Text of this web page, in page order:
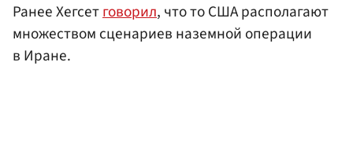
Ранее Хегсетговорил, что то США располагают
множеством сценариев наземной операции
в Иране.